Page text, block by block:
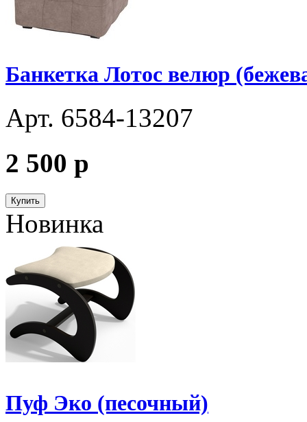
Банкетка Лотос велюр
Арт. 6584-13207
2 500 p
Купить
Новинка
Пуф Эко (песочный)